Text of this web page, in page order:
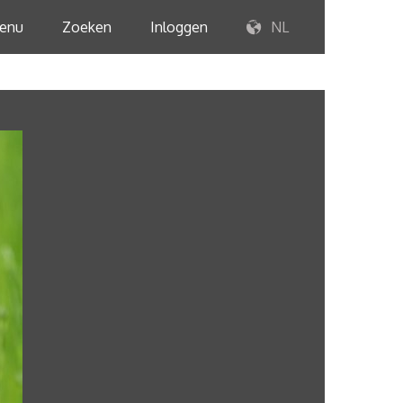
Zoeken Inloggen NL